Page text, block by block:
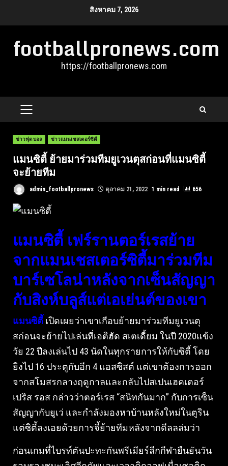
สิงหาคม 7, 2026
footballpronews.com
https://footballpronews.com
PRIMARY
ข่าวฟุตบอล ข่าวแมนเชสเตอร์ซิตี
แมนซิตี้ ย้ายมาร่วมทีมยูเวนตุสก่อนที่แมนซิตี้
จะย้ายทีม
admin_footballpronews ตุลาคม 21, 2022 1 min read 656
แมนซิตี้ เฟร์รานตอร์เรสย้าย
จากแมนเชสเตอร์ซิตี้มาร่วมทีม
บาร์เซโลน่าหลังจากเซ็นสัญญา
กับสิงห์บลูส์แต่เอเย่นต์ของเขา
แมนซิตี้ เปิดเผยว่าเขาเกือบย้ายมาร่วมทีมยูเวนตุ
สก่อนจะย้ายไปเล่นที่เอติฮัด สเตเดี้ยม ในปี 2020แข้ง
วัย 22 ปีลงเล่นไป 43 นัดในทุกรายการให้กับซิตี้ โดย
ยิงไป 16 ประตูกับอีก 4 แอสซิสต์ แต่เขาต้องการออก
จากสโมสรกลางฤดูกาลและกลับไปสเปนเฮคเตอร์
เปริส รอส กล่าวว่าตอร์เรส “สนิทกันมาก” กับการเซ็น
สัญญากับยูเว่ และกําลังมองหาบ้านหลังใหม่ในตูริน
แต่ซิตี้ลงเอยด้วยการจี้ย้ายทีมหลังจากดีลลล่มว่า
ก่อนเกมที่ไบรท์ตันปะทะกันพรีเมียร์ลีกกีฬายืนยันวัน